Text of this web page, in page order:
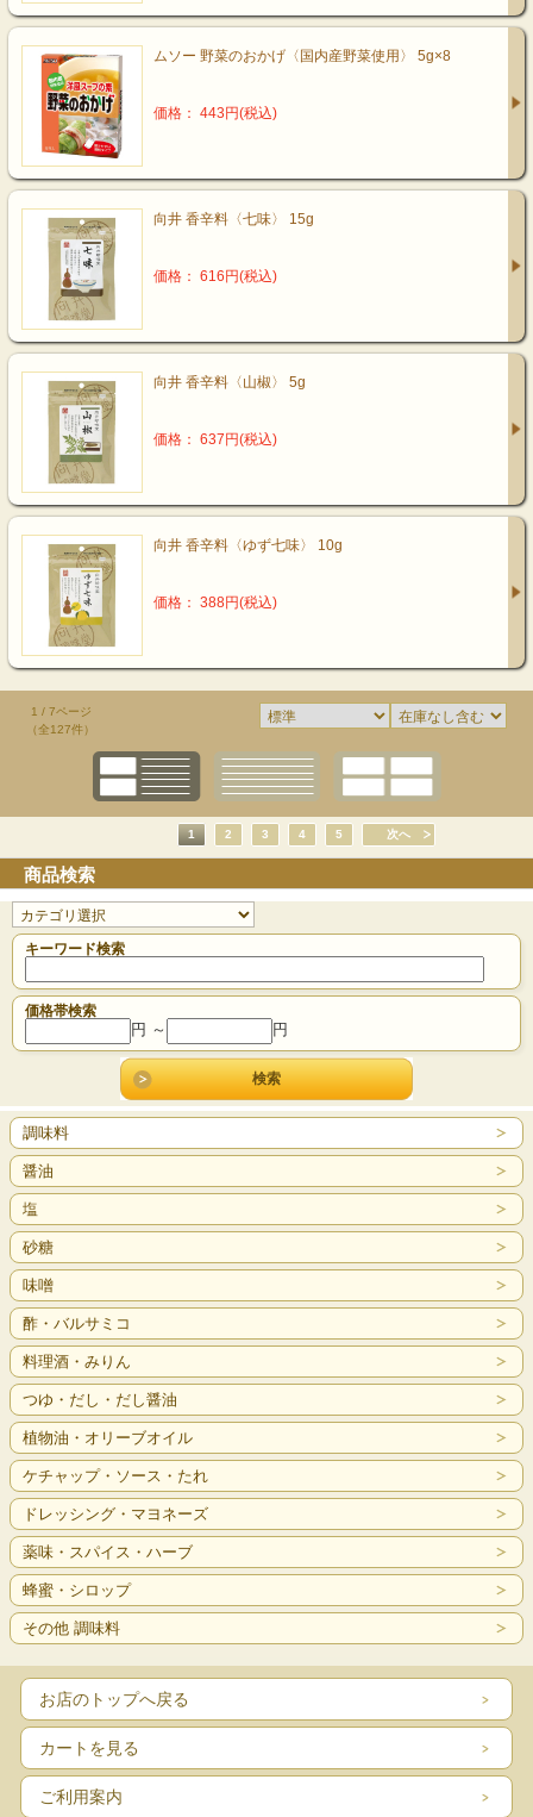
ムソー 野菜のおかげ〈国内産野菜使用〉 5g×8
価格： 443円(税込)
向井 香辛料〈七味〉 15g
価格： 616円(税込)
向井 香辛料〈山椒〉 5g
価格： 637円(税込)
向井 香辛料〈ゆず七味〉 10g
価格： 388円(税込)
1 / 7ページ
（全127件）
1 2 3 4 5 次へ
商品検索
キーワード検索
価格帯検索
円 ～ 円
調味料
醤油
塩
砂糖
味噌
酢・バルサミコ
料理酒・みりん
つゆ・だし・だし醤油
植物油・オリーブオイル
ケチャップ・ソース・たれ
ドレッシング・マヨネーズ
薬味・スパイス・ハーブ
蜂蜜・シロップ
その他 調味料
お店のトップへ戻る
カートを見る
ご利用案内